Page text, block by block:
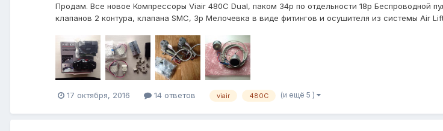
Продам. Все новое Компрессоры Viair 480C Dual, паком 34р по отдельности 18р Беспроводной
клапанов 2 контура, клапана SMC, 3р Мелочевка в виде фитингов и осушителя из системы Air
17 октября, 2016 14 ответов viair 480C (и ещё 5 )